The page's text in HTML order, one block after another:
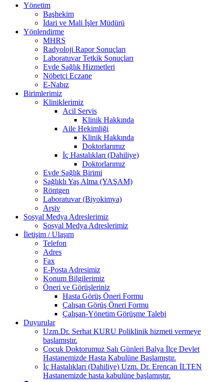
Yönetim
Başhekim
İdari ve Mali İşler Müdürü
Yönlendirme
MHRS
Radyoloji Rapor Sonuçları
Laboratuvar Tetkik Sonuçları
Evde Sağlık Hizmetleri
Nöbetçi Eczane
E-Nabız
Birimlerimiz
Kliniklerimiz
Acil Servis
Klinik Hakkında
Aile Hekimliği
Klinik Hakkında
Doktorlarımız
İç Hastalıkları (Dahiliye)
Doktorlarımız
Evde Sağlık Birimi
Sağlıklı Yaş Alma (YAŞAM)
Röntgen
Laboratuvar (Biyokimya)
Arşiv
Sosyal Medya Adreslerimiz
Sosyal Medya Adreslerimiz
İletişim / Ulaşım
Telefon
Adres
Fax
E-Posta Adresimiz
Konum Bilgilerimiz
Öneri ve Görüşleriniz
Hasta Görüş Öneri Formu
Çalışan Görüş Öneri Formu
Çalışan-Yönetim Görüşme Talebi
Duyurular
Uzm.Dr. Serhat KURU Poliklinik hizmeti vermeye
başlamıştır.
Çocuk Doktorumuz Salı Günleri Balya İlçe Devlet
Hastanemizde Hasta Kabulüne Başlamıştır.
İç Hastalıkları (Dahiliye) Uzm. Dr. Erencan İLTEN
Hastanemizde hasta kabulüne başlamıştır.